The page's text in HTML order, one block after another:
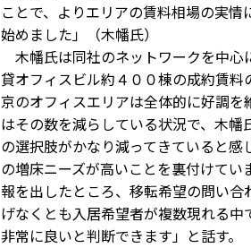
ことで、よりエリアの賃料相場の実
始めました」（木幡氏）
木幡氏は同社のネットワークを中心
貸オフィスビル約４００棟の成約賃
京のオフィスエリアは全体的に好調
はその数を減らしている状況で、木
の選択肢がかなり減ってきていると
の増床ニーズが高いことを裏付けて
報を出したところ、移転希望の問い
げなくとも入居希望者が複数現れる
非常に良いと判断できます」と話す。